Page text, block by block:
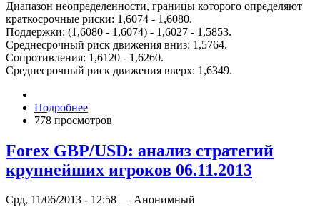
Диапазон неопределенности, границы которого определяют
краткосрочные риски: 1,6074 - 1,6080.
Поддержки: (1,6080 - 1,6074) - 1,6027 - 1,5853.
Среднесрочный риск движения вниз: 1,5764.
Сопротивления: 1,6120 - 1,6260.
Среднесрочный риск движения вверх: 1,6349.
Подробнее
778 просмотров
Forex GBP/USD: анализ стратегий
крупнейших игроков 06.11.2013
Срд, 11/06/2013 - 12:58 — Анонимный